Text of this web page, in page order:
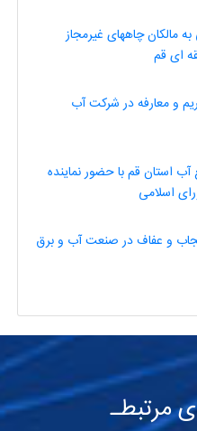
مالکان چاههای غیرمجاز
ای قم
و معارفه در شرکت آب
استان قم با حضور نماینده
اسلامی
و عفاف در صنعت آب و برق
مرتبطـ